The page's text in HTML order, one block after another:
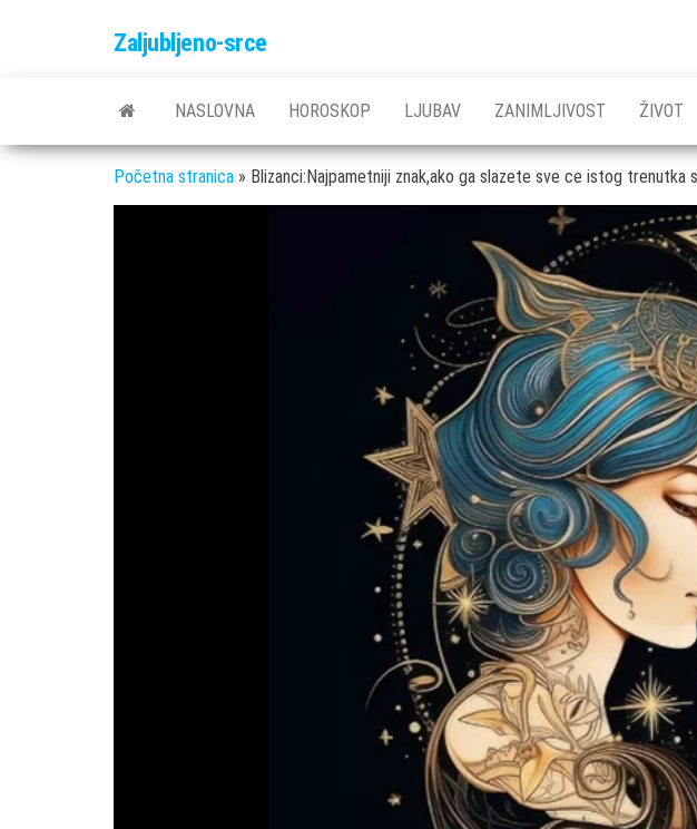
Zaljubljeno-srce
NASLOVNA HOROSKOP LJUBAV ZANIMLJIVOST ŽIVOT
Početna stranica » Blizanci:Najpametniji znak,ako ga slazete sve ce istog trenutka